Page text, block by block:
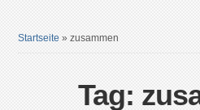
Startseite »zusammen
Tag: